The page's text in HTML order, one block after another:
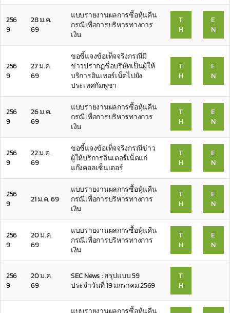
256
9
28 ม.ค.
69
แบบรายงานผลการซื้อหุ้นคืน
กรณีเพื่อการบริหารทางการ
เงิน
T
H
E
N
256
9
27 ม.ค.
69
ขอชี้แจงข้อเท็จจริงกรณีมี
ข่าวปรากฏชื่อบริษัทเป็นผู้ให้
บริการอินเทอร์เน็ตไปยัง
ประเทศกัมพูชา
T
H
E
N
256
9
26 ม.ค.
69
แบบรายงานผลการซื้อหุ้นคืน
กรณีเพื่อการบริหารทางการ
เงิน
T
H
E
N
256
9
22 ม.ค.
69
ขอชี้แจงข้อเท็จจริงกรณีข่าว
ผู้ให้บริการอินเตอร์เน็ตแก่
แก๊งคอลเซ็นเตอร์
T
H
E
N
256
9
21 ม.ค. 69
แบบรายงานผลการซื้อหุ้นคืน
กรณีเพื่อการบริหารทางการ
เงิน
T
H
E
N
256
9
20 ม.ค.
69
แบบรายงานผลการซื้อหุ้นคืน
กรณีเพื่อการบริหารทางการ
เงิน
T
H
E
N
256
9
20 ม.ค.
69
SEC News : สรุปแบบ 59
ประจำวันที่ 19 มกราคม 2569
T
H